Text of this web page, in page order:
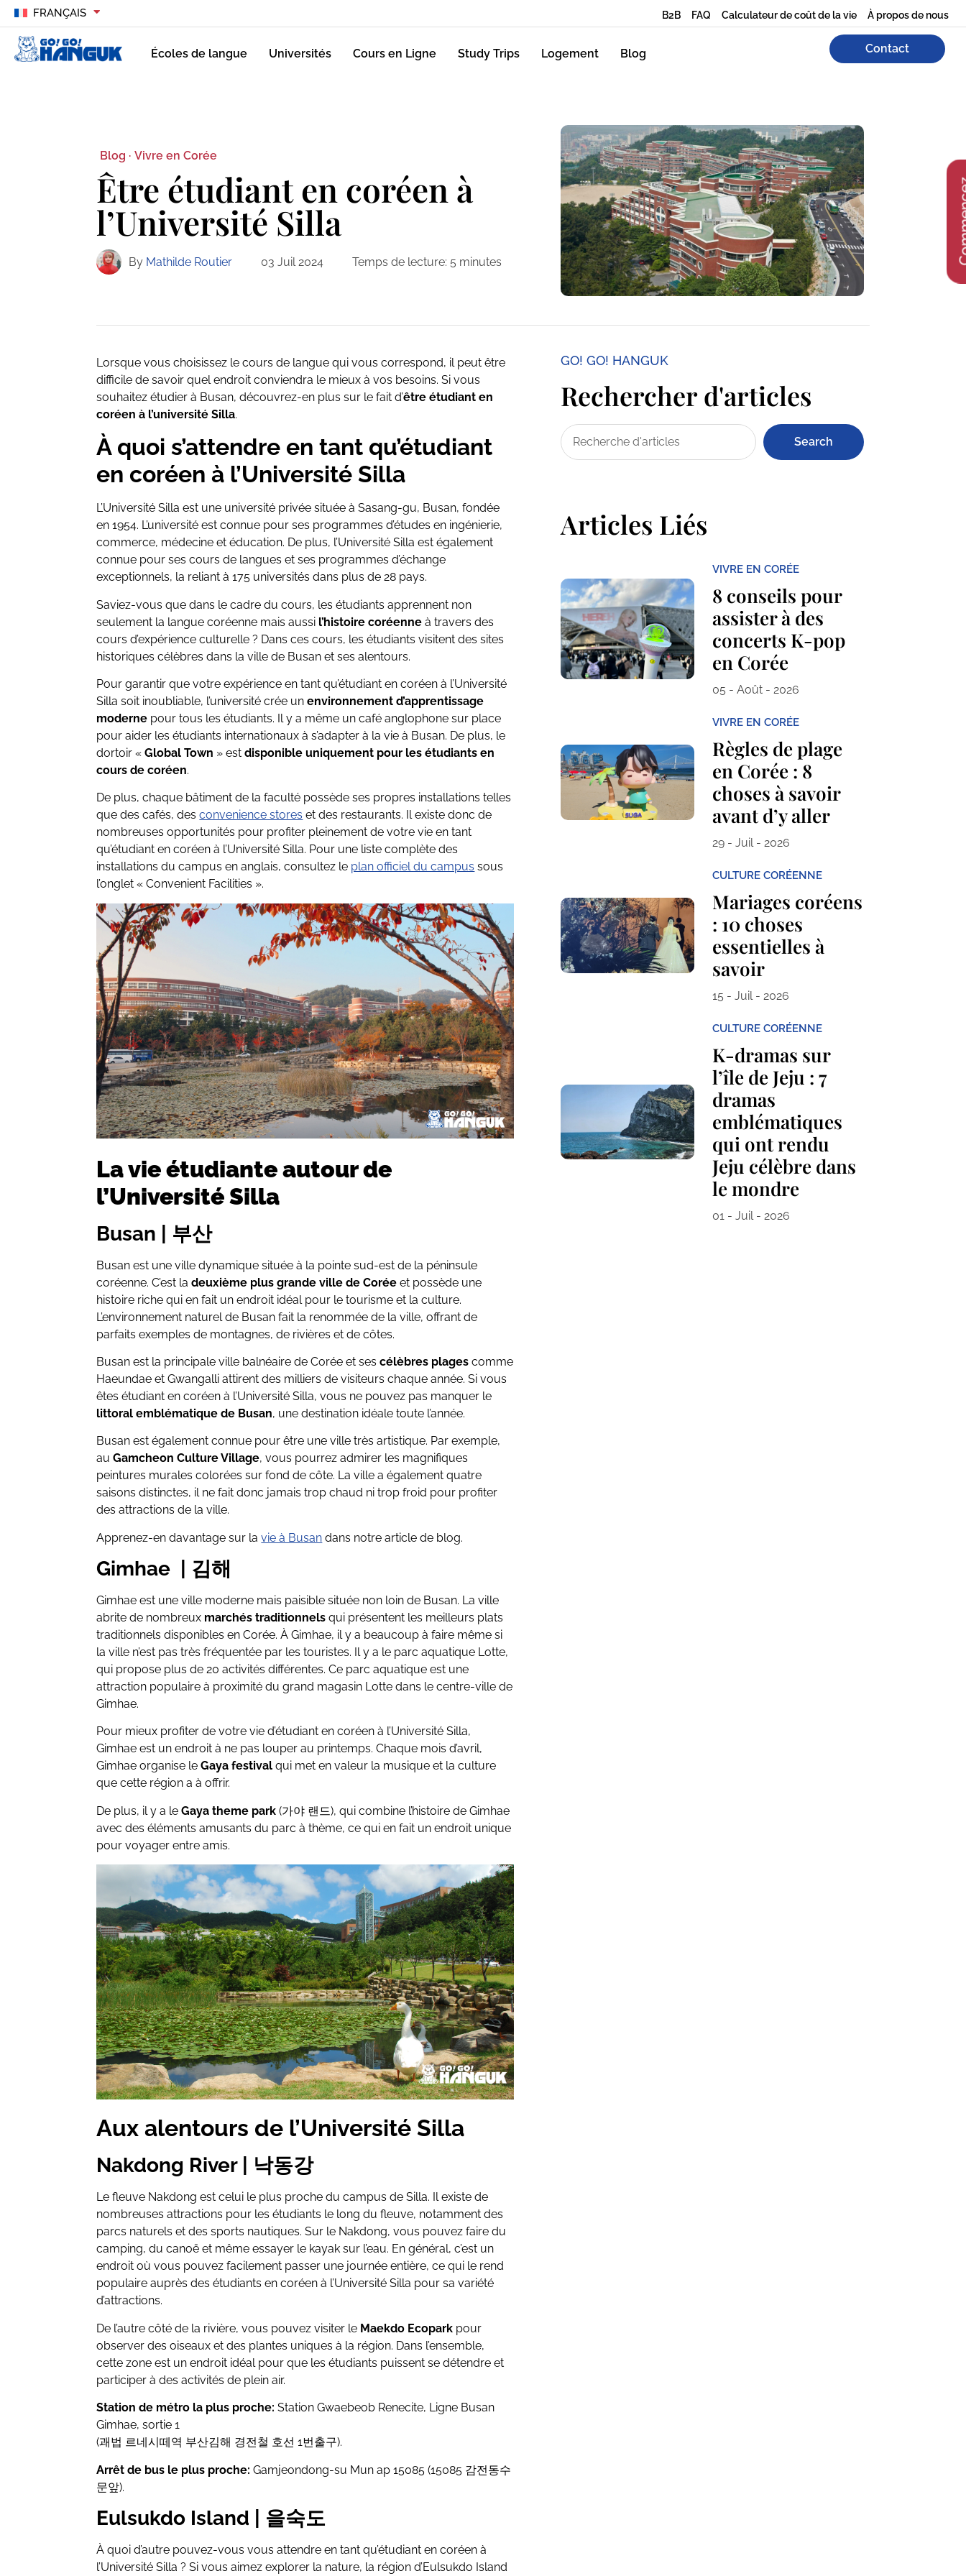
FRANÇAIS B2B FAQ Calculateur de coût de la vie À propos de nous
Écoles de langue Universités Cours en Ligne Study Trips Logement Blog Contact
Blog · Vivre en Corée
Être étudiant en coréen à
l’Université Silla
By Mathilde Routier 03 Juil 2024 Temps de lecture: 5 minutes
Lorsque vous choisissez le cours de langue qui vous correspond, il peut être
difficile de savoir quel endroit conviendra le mieux à vos besoins. Si vous
souhaitez étudier à Busan, découvrez-en plus sur le fait d’être étudiant en
coréen à l’université Silla.
À quoi s’attendre en tant qu’étudiant
en coréen à l’Université Silla
L’Université Silla est une université privée située à Sasang-gu, Busan, fondée
en 1954. L’université est connue pour ses programmes d’études en ingénierie,
commerce, médecine et éducation. De plus, l’Université Silla est également
connue pour ses cours de langues et ses programmes d’échange
exceptionnels, la reliant à 175 universités dans plus de 28 pays.
Saviez-vous que dans le cadre du cours, les étudiants apprennent non
seulement la langue coréenne mais aussi l’histoire coréenne à travers des
cours d’expérience culturelle ? Dans ces cours, les étudiants visitent des sites
historiques célèbres dans la ville de Busan et ses alentours.
Pour garantir que votre expérience en tant qu’étudiant en coréen à l’Université
Silla soit inoubliable, l’université crée unenvironnement d’apprentissage
moderne pour tous les étudiants. Il y a même un café anglophone sur place
pour aider les étudiants internationaux à s’adapter à la vie à Busan. De plus, le
dortoir «Global Town » estdisponible uniquement pour les étudiants en
cours de coréen.
De plus, chaque bâtiment de la faculté possède ses propres installations telles
que des cafés, desconvenience stores et des restaurants. Il existe donc de
nombreuses opportunités pour profiter pleinement de votre vie en tant
qu’étudiant en coréen à l’Université Silla. Pour une liste complète des
installations du campus en anglais, consultez le plan officiel du campus sous
l’onglet « Convenient Facilities ».
La vie étudiante autour de
l’Université Silla
Busan | 부산
Busan est une ville dynamique située à la pointe sud-est de la péninsule
coréenne. C’est ladeuxième plus grande ville de Corée et possède une
histoire riche qui en fait un endroit idéal pour le tourisme et la culture.
L’environnement naturel de Busan fait la renommée de la ville, offrant de
parfaits exemples de montagnes, de rivières et de côtes.
Busan est la principale ville balnéaire de Corée et sescélèbres plages comme
Haeundae et Gwangalli attirent des milliers de visiteurs chaque année. Si vous
êtes étudiant en coréen à l’Université Silla, vous ne pouvez pas manquer le
littoral emblématique de Busan, une destination idéale toute l’année.
Busan est également connue pour être une ville très artistique. Par exemple,
auGamcheon Culture Village, vous pourrez admirer les magnifiques
peintures murales colorées sur fond de côte. La ville a également quatre
saisons distinctes, il ne fait donc jamais trop chaud ni trop froid pour profiter
des attractions de la ville.
Apprenez-en davantage sur lavie à Busan dans notre article de blog.
Gimhae | 김해
Gimhae est une ville moderne mais paisible située non loin de Busan. La ville
abrite de nombreux marchés traditionnels qui présentent les meilleurs plats
traditionnels disponibles en Corée. À Gimhae, il y a beaucoup à faire même si
la ville n’est pas très fréquentée par les touristes. Il y a le parc aquatique Lotte,
qui propose plus de 20 activités différentes. Ce parc aquatique est une
attraction populaire à proximité du grand magasin Lotte dans le centre-ville de
Gimhae.
Pour mieux profiter de votre vie d’étudiant en coréen à l’Université Silla,
Gimhae est un endroit à ne pas louper au printemps. Chaque mois d’avril,
Gimhae organise leGaya festivalqui met en valeur la musique et la culture
que cette région a à offrir.
De plus, il y a leGaya theme park (가야 랜드), qui combine l’histoire de Gimhae
avec des éléments amusants du parc à thème, ce qui en fait un endroit unique
pour voyager entre amis.
Aux alentours de l’Université Silla
Nakdong River | 낙동강
Le fleuve Nakdong est celui le plus proche du campus de Silla. Il existe de
nombreuses attractions pour les étudiants le long du fleuve, notamment des
parcs naturels et des sports nautiques. Sur le Nakdong, vous pouvez faire du
camping, du canoë et même essayer le kayak sur l’eau. En général, c’est un
endroit où vous pouvez facilement passer une journée entière, ce qui le rend
populaire auprès des étudiants en coréen à l’Université Silla pour sa variété
d’attractions.
De l’autre côté de la rivière, vous pouvez visiter le Maekdo Ecopark pour
observer des oiseaux et des plantes uniques à la région. Dans l’ensemble,
cette zone est un endroit idéal pour que les étudiants puissent se détendre et
participer à des activités de plein air.
Station de métro la plus proche:Station Gwaebeob Renecite, Ligne Busan
Gimhae, sortie 1
(괘법 르네시떼역 부산김해 경전철 호선 1번출구).
Arrêt de bus le plus proche:Gamjeondong-su Mun ap 15085 (15085 감전동수
문앞).
Eulsukdo Island | 을숙도
À quoi d’autre pouvez-vous vous attendre en tant qu’étudiant en coréen à
l’Université Silla ? Si vous aimez explorer la nature, la région d’Eulsukdo Island
GO! GO! HANGUK
Rechercher d'articles
Search
Articles Liés
VIVRE EN CORÉE
8 conseils pour
assister à des
concerts K-pop
en Corée
05 - Août - 2026
VIVRE EN CORÉE
Règles de plage
en Corée : 8
choses à savoir
avant d’y aller
29 - Juil - 2026
CULTURE CORÉENNE
Mariages coréens
: 10 choses
essentielles à
savoir
15 - Juil - 2026
CULTURE CORÉENNE
K-dramas sur
l’île de Jeju : 7
dramas
emblématiques
qui ont rendu
Jeju célèbre dans
le mondre
01 - Juil - 2026